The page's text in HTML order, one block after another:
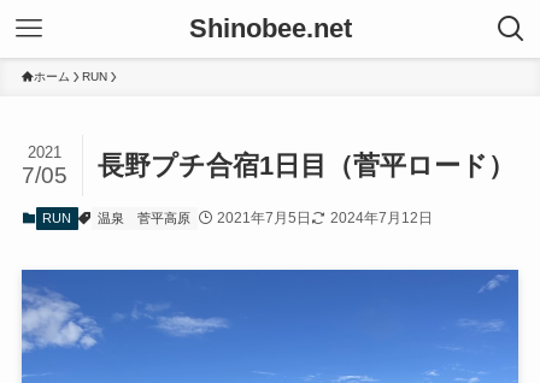
Shinobee.net
ホーム RUN
長野プチ合宿1日目（菅平ロード）
2021
7/05
RUN 温泉 菅平高原 2021年7月5日 2024年7月12日